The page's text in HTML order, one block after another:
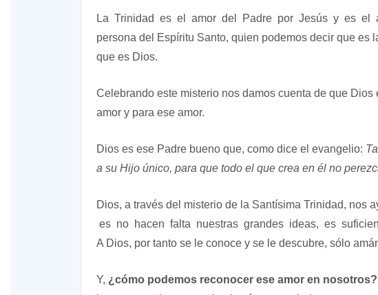
La Trinidad es el amor del Padre por Jesús y es el
persona del Espíritu Santo, quien podemos decir que es
que es Dios.
Celebrando este misterio nos damos cuenta de que
amor y para ese amor.
Dios es ese Padre bueno que, como dice el evangelio:
a su Hijo único, para que todo el que crea en él no
Dios, a través del misterio de la Santísima Trinidad, nos
es no hacen falta nuestras grandes ideas, es
A Dios, por tanto se le conoce y se le descubre, sólo
Y, ¿cómo podemos reconocer ese amor en nosotros?